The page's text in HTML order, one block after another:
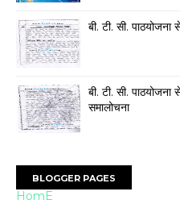
बी. टी. सी.
बी. टी. सी.
समालोचना
BLOGGER PAGES
HomE